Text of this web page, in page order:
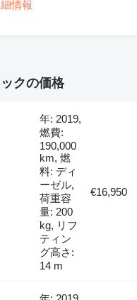
情報
クの価格
年: 2019,
燃費:
190,000
km, 燃
料: ディ
ーゼル,
荷重容
量: 200
kg, リフ
ティン
グ高さ:
14 m
€16,950